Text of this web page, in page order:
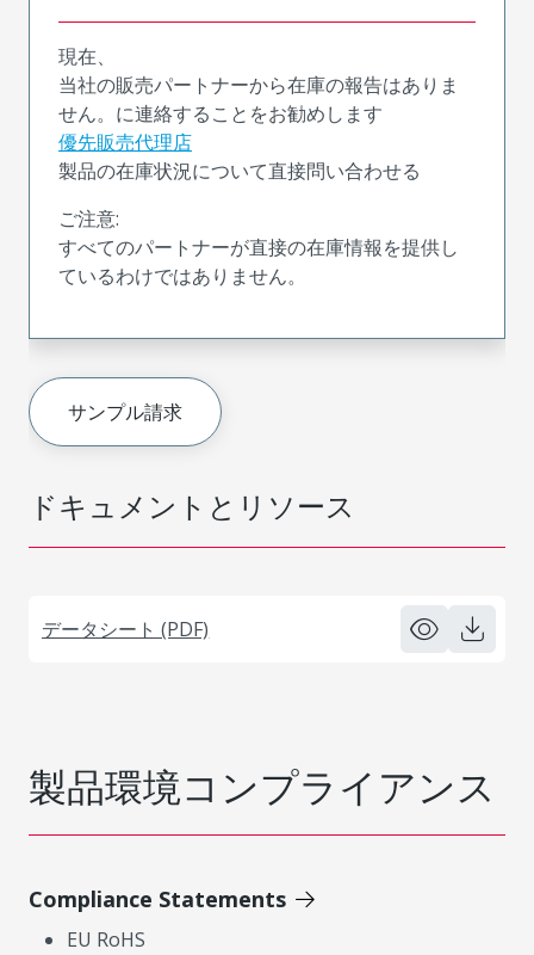
ドキュメントとリソース
データシート (PDF)
現在、
当社の販売パートナーから在庫の報告はありま
せん。に連絡することをお勧めします
優先販売代理店
製品の在庫状況について直接問い合わせる
ご注意:
すべてのパートナーが直接の在庫情報を提供し
ているわけではありません。
サンプル請求
製品環境コンプライアンス
Compliance Statements
EU RoHS